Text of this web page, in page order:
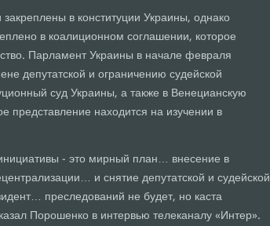
в конституции Украины, однако
в коалиционном соглашении, которое
Парламент Украины в начале февраля
депутатской и ограничению судейской
суд Украины, а также в Венецианскую
находится на изучении в
- это мирный план… внесение в
и снятие депутатской и судейской
преследований не будет, но каста
Порошенко в интервью телеканалу «Интер».